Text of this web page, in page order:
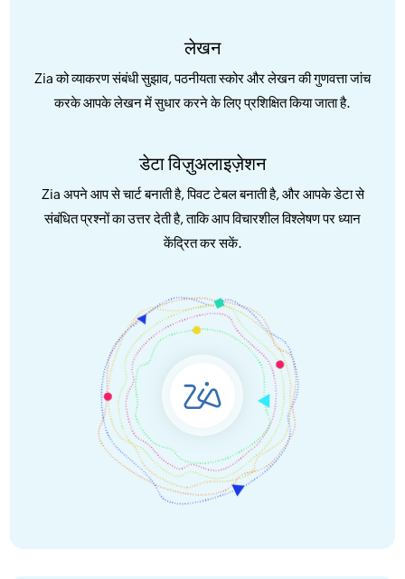
लेखन
Zia को व्याकरण संबंधी सुझाव, पठनीयता स्कोर और लेखन की गुणवत्ता जांच
करके आपके लेखन में सुधार करने के लिए प्रशिक्षित किया जाता है.
डेटा विज़ुअलाइज़ेशन
Zia अपने आप से चार्ट बनाती है, पिवट टेबल बनाती है, और आपके डेटा से
संबंधित प्रश्नों का उत्तर देती है, ताकि आप विचारशील विश्लेषण पर ध्यान
केंद्रित कर सकें.